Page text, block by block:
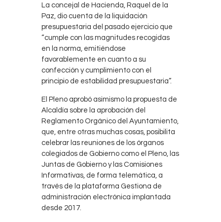
La concejal de Hacienda, Raquel de la
Paz, dio cuenta de la liquidación
presupuestaria del pasado ejercicio que
“cumple con las magnitudes recogidas
en la norma, emitiéndose
favorablemente en cuanto a su
confección y cumplimiento con el
principio de estabilidad presupuestaria”.
El Pleno aprobó asimismo la propuesta de
Alcaldía sobre la aprobación del
Reglamento Orgánico del Ayuntamiento,
que, entre otras muchas cosas, posibilita
celebrar las reuniones de los órganos
colegiados de Gobierno como el Pleno, las
Juntas de Gobierno y las Comisiones
Informativas, de forma telemática, a
través de la plataforma Gestiona de
administración electrónica implantada
desde 2017.